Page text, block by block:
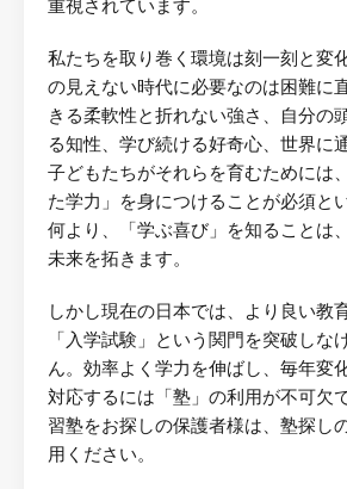
重視されています。
私たちを取り巻く環境は刻一刻と変
の見えない時代に必要なのは困難に
きる柔軟性と折れない強さ、自分の
る知性、学び続ける好奇心、世界に
子どもたちがそれらを育むためには
た学力」を身につけることが必須と
何より、「学ぶ喜び」を知ることは
未来を拓きます。
しかし現在の日本では、より良い教
「入学試験」という関門を突破しな
ん。効率よく学力を伸ばし、毎年変
対応するには「塾」の利用が不可欠
習塾をお探しの保護者様は、塾探し
用ください。